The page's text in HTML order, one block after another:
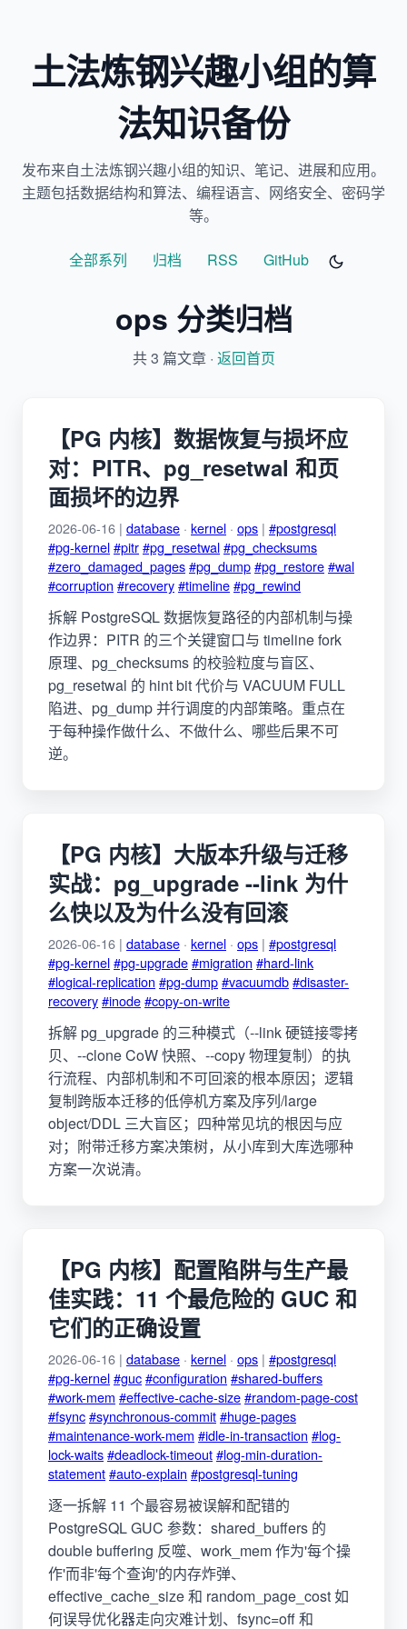
土法炼钢兴趣小组的算
法知识备份
发布来自土法炼钢兴趣小组的知识、笔记、进展和应用。
主题包括数据结构和算法、编程语言、网络安全、密码学
等。
全部系列 归档 RSS GitHub
ops 分类归档
共 3 篇文章 · 返回首页
【PG 内核】数据恢复与损坏应
对：PITR、pg_resetwal 和页
面损坏的边界
2026-06-16 | database · kernel · ops | #postgresql
#pg-kernel#pitr#pg_resetwal#pg_checksums
#zero_damaged_pages#pg_dump#pg_restore#wal
#corruption #recovery#timeline#pg_rewind
拆解 PostgreSQL 数据恢复路径的内部机制与操
作边界：PITR 的三个关键窗口与 timeline fork
原理、pg_checksums 的校验粒度与盲区、
pg_resetwal 的 hint bit 代价与 VACUUM FULL
陷进、pg_dump 并行调度的内部策略。重点在
于每种操作做什么、不做什么、哪些后果不可
逆。
【PG 内核】大版本升级与迁移
实战：pg_upgrade --link 为什
么快以及为什么没有回滚
2026-06-16 | database · kernel · ops | #postgresql
#pg-kernel#pg-upgrade#migration #hard-link
#logical-replication #pg-dump#vacuumdb#disaster-
recovery#inode#copy-on-write
拆解 pg_upgrade 的三种模式（--link 硬链接零拷
贝、--clone CoW 快照、--copy 物理复制）的执
行流程、内部机制和不可回滚的根本原因；逻辑
复制跨版本迁移的低停机方案及序列/large
object/DDL 三大盲区；四种常见坑的根因与应
对；附带迁移方案决策树，从小库到大库选哪种
方案一次说清。
【PG 内核】配置陷阱与生产最
佳实践：11 个最危险的 GUC 和
它们的正确设置
2026-06-16 | database · kernel · ops | #postgresql
#pg-kernel#guc#configuration #shared-buffers
#work-mem #effective-cache-size#random-page-cost
#fsync#synchronous-commit#huge-pages
#maintenance-work-mem #idle-in-transaction #log-
lock-waits#deadlock-timeout#log-min-duration-
statement#auto-explain #postgresql-tuning
逐一拆解 11 个最容易被误解和配错的
PostgreSQL GUC 参数：shared_buffers 的
double buffering 反噬、work_mem 作为'每个操
作'而非'每个查询'的内存炸弹、
effective_cache_size 和 random_page_cost 如
何误导优化器走向灾难计划、fsync=off 和